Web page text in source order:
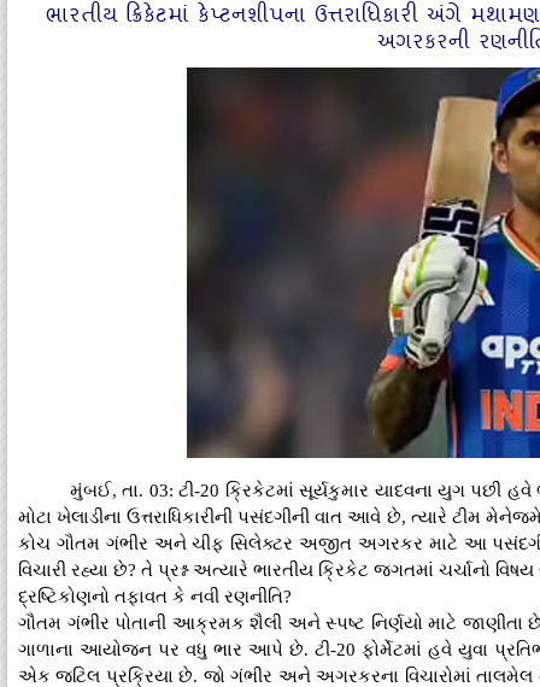
ભારતીય ક્રિકેટમાં કેપ્ટનશીપના ઉત્તરાધિકારી અંગે
અગરકરની
મુંબઈ, તા. 03: ટી-20 ક્રિકેટમાં સૂર્યકુમાર યાદવના યુગ પછી
મોટા ખેલાડીના ઉત્તરાધિકારીની પસંદગીની વાત આવે છે, ત્યારે ટીમ
કોચ ગૌતમ ગંભીર અને ચીફ સિલેક્ટર અજીત અગરકર માટે આ
વિચારી રહ્યા છે? તે પ્રશ્ન અત્યારે ભારતીય ક્રિકેટ જગતમાં ચર્ચાનો
દ્રષ્ટિકોણનો તફાવત કે નવી રણનીતિ?
ગૌતમ ગંભીર પોતાની આક્રમક શૈલી અને સ્પષ્ટ નિર્ણયો માટે
ગાળાના આયોજન પર વધુ ભાર આપે છે. ટી-20 ફોર્મેટમાં હવે યુવા
એક જટિલ પ્રક્રિયા છે. જો ગંભીર અને અગરકરના વિચારોમાં